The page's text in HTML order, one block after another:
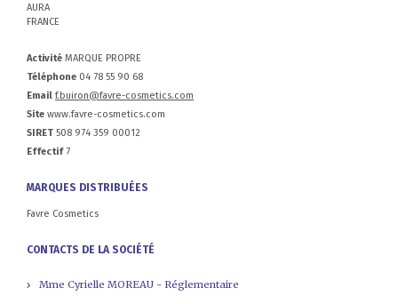
AURA
FRANCE
Activité MARQUE PROPRE
Téléphone 04 78 55 90 68
Email f.buiron@favre-cosmetics.com
Site www.favre-cosmetics.com
SIRET 508 974 359 00012
Effectif7
MARQUES DISTRIBUÉES
Favre Cosmetics
CONTACTS DE LA SOCIÉTÉ
Mme Cyrielle MOREAU - Réglementaire